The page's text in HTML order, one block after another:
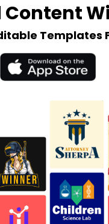
Templates